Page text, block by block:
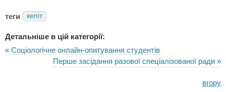
теги кепіт
Детальніше в цій категорії:
« Соціологічне онлайн-опитування студентів
Перше засідання разової спеціалізованої ради »
вгору